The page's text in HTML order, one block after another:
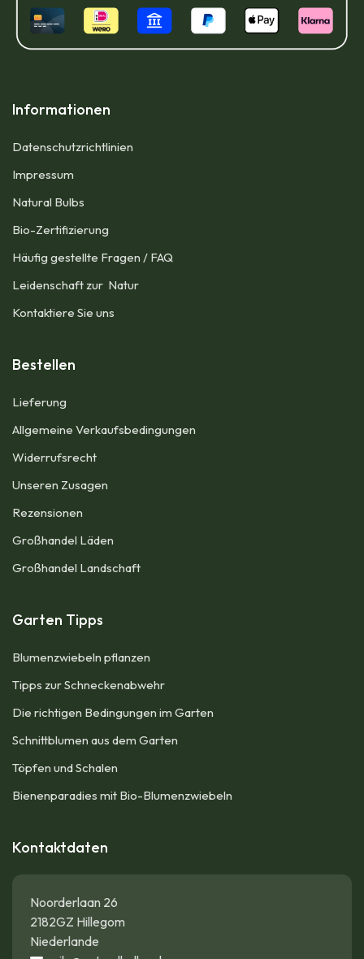
Informationen
Datenschutzrichtlinien
Impressum​
Natural Bulbs
Bio-Zertifizierung
Häufig gestellte Fragen / FAQ
Leidenschaft zur Natur
Kontaktiere Sie uns
Bestellen
Lieferung
Allgemeine Verkaufsbedingungen​
Widerrufsrecht
Unseren Zusagen
Rezensionen​
Großhandel Läden
Großhandel Landschaft
Garten Tipps
Blumenzwiebeln pflanzen
Tipps zur Schneckenabwehr
Die richtigen Bedingungen im Garten
Schnittblumen aus dem Garten
Töpfen und Schalen
Bienenparadies mit Bio-Blumenzwiebeln
Kontaktdaten
Noorderlaan 26
2182GZ Hillegom
Niederlande